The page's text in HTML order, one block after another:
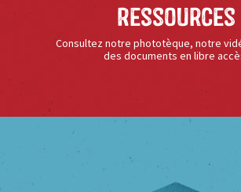
Ressources
Consultez notre phototèque, notre
des documents en libre